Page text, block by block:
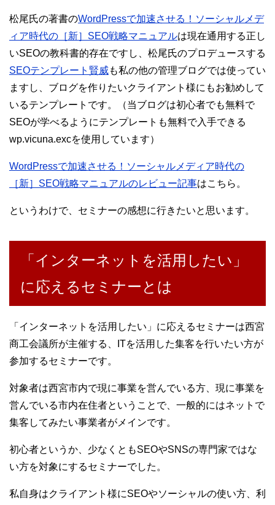
松尾氏の著書のWordPressで加速させる！ソーシャルメデ
ィア時代の［新］SEO戦略マニュアルは現在通用する正し
いSEOの教科書的存在ですし、松尾氏のプロデュースする
SEOテンプレート賢威も私の他の管理ブログでは使ってい
ますし、ブログを作りたいクライアント様にもお勧めして
いるテンプレートです。（当ブログは初心者でも無料で
SEOが学べるようにテンプレートも無料で入手できる
wp.vicuna.excを使用しています）
WordPressで加速させる！ソーシャルメディア時代の
［新］SEO戦略マニュアルのレビュー記事はこちら。
というわけで、セミナーの感想に行きたいと思います。
「インターネットを活用したい」
に応えるセミナーとは
「インターネットを活用したい」に応えるセミナーは西宮
商工会議所が主催する、ITを活用した集客を行いたい方が
参加するセミナーです。
対象者は西宮市内で現に事業を営んでいる方、現に事業を
営んでいる市内在住者ということで、一般的にはネットで
集客してみたい事業者がメインです。
初心者というか、少なくともSEOやSNSの専門家ではな
い方を対象にするセミナーでした。
私自身はクライアント様にSEOやソーシャルの使い方、利